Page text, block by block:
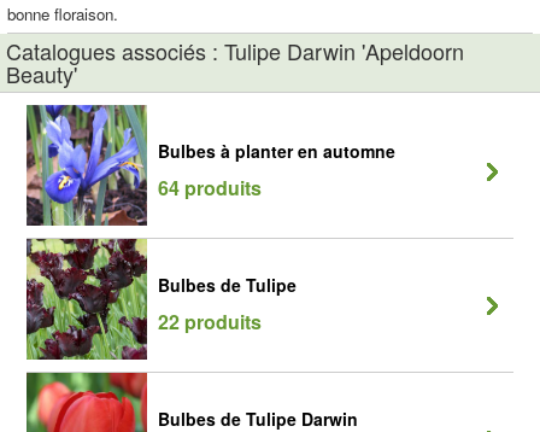
bonne floraison.
Catalogues associés : Tulipe Darwin 'Apeldoorn
Beauty'
Bulbes à planter en automne
64 produits
Bulbes de Tulipe
22 produits
Bulbes de Tulipe Darwin